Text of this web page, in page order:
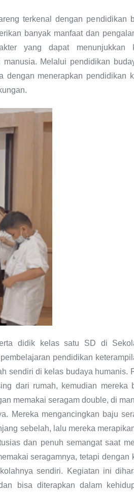
terkenal dengan pendidikan
banyak manfaat dan
yang dapat menunjukkan
Melalui pendidikan
dengan menerapkan pendidikan
didik kelas satu SD di
pendidikan
sendiri di kelas budaya humanis.
dari rumah, kemudian mereka
memakai seragam double, di
Mereka mengancingkan baju
sebelah, lalu mereka
dan penuh semangat saat
seragamnya, tetapi dengan
sendiri. Kegiatan ini
bisa diterapkan dalam